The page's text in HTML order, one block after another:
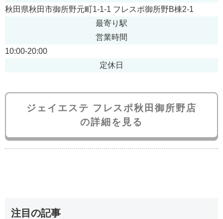
秋田県秋田市御所野元町1-1-1 フレスポ御所野B棟2-1
最寄り駅
営業時間
10:00-20:00
定休日
ジェイエステ フレスポ秋田御所野店
の詳細を見る
注目の記事